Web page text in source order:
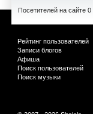
Посетителей на сайте 0
Рейтинг пользователей
Записи блогов
Афиша
Поиск пользователей
Поиск музыки